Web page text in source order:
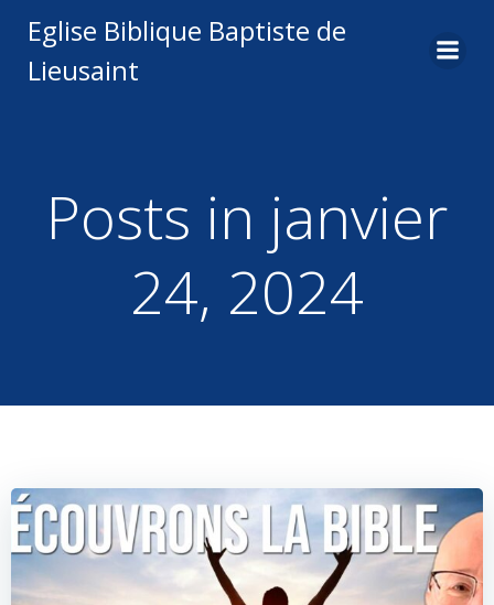
au
Eglise Biblique Baptiste de
Lieusaint
Posts in janvier
24, 2024